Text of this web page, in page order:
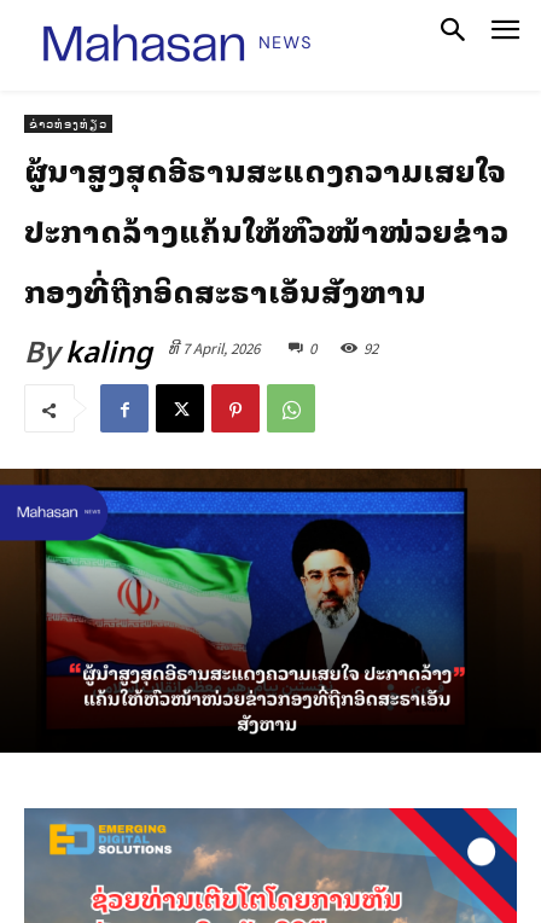
ຂ່າວທ່ອງທ່ຽວ
ຜູ້ນຳສູງສຸດອີຣານສະແດງຄວາມເສຍໃຈ
ປະກາດລ້າງແຄ້ນໃຫ້ຫົວໜ້າໜ່ວຍຂ່າວ
ກອງທີ່ຖືກອິດສະຣາເອັນສັງຫານ
Bykaling ທີ 7 April, 2026 0 92